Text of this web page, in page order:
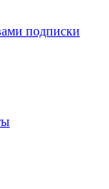
подписки